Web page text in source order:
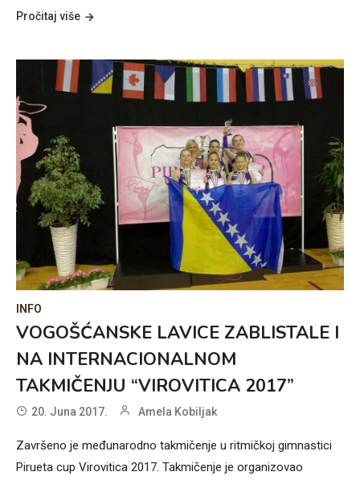
Pročitaj više
INFO
VOGOŠĆANSKE LAVICE ZABLISTALE I
NA INTERNACIONALNOM
TAKMIČENJU “VIROVITICA 2017”
20. Juna 2017. Amela Kobiljak
Završeno je međunarodno takmičenje u ritmičkoj gimnastici
Pirueta cup Virovitica 2017. Takmičenje je organizovao